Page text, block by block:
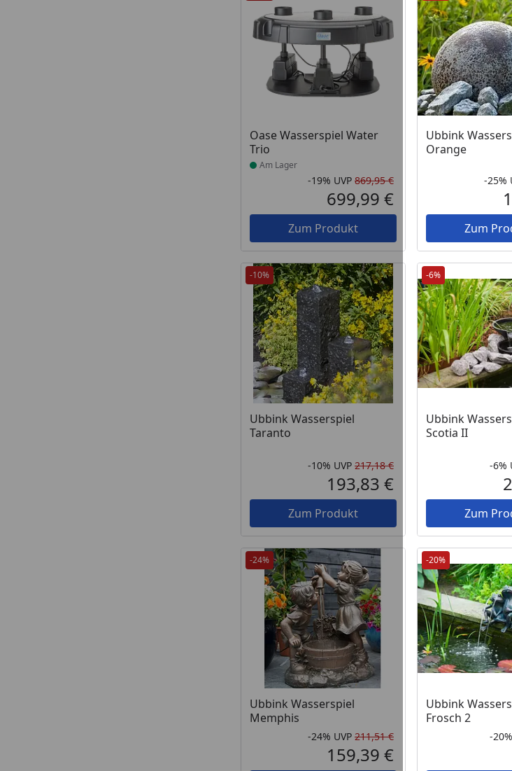
Oase Wasserspiel Water
Trio
Produkt am Lager
Am Lager
Rabatt in Prozent
-19%
Ursprünglicher Preis
UVP 869,95 €
Aktueller Preis
699,99 €
Zum Produkt
Ubbink
Orange
-25%
Zum
-10%
Ubbink Wasserspiel
Taranto
Rabatt in Prozent
-10%
Ursprünglicher Preis
UVP 217,18 €
Aktueller Preis
193,83 €
Zum Produkt
-6%
Ubbink
Scotia II
-6%
Zum
-24%
Ubbink Wasserspiel
Memphis
Rabatt in Prozent
-24%
Ursprünglicher Preis
UVP 211,51 €
Aktueller Preis
159,39 €
-20%
Ubbink
Frosch 2
-20%